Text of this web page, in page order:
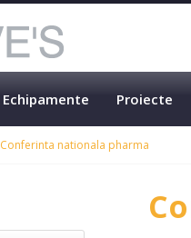
Echipamente Proiecte
Conferinta nationala pharma